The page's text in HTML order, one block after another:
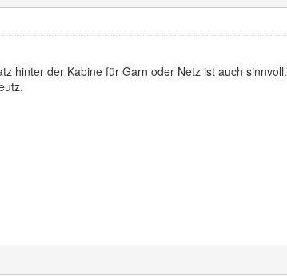
hinter der Kabine für Garn oder Netz ist auch sinnvoll.